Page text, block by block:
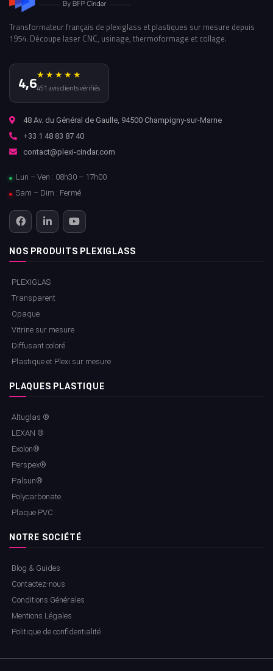
Transformateur français de plexiglass et plastiques sur mesure depuis
1954. Découpe laser CNC, usinage, thermoformage et collage.
4,6★★★★★
451 avis clients vérifiés
48 Av. du Général de Gaulle, 94500 Champigny-sur-Marne
+33 1 48 83 87 40
contact@plexi-cindar.com
Lun – Ven : 08h30 – 17h00
Sam – Dim : Fermé
NOS PRODUITS PLEXIGLASS
PLEXIGLAS
Transparent
Opaque
Vitrine sur mesure
Diffusant coloré
Plastique et Plexi sur mesure
PLAQUES PLASTIQUE
Altuglas ®
LEXAN ®
Exolon®
Perspex®
Palsun®
Polycarbonate
Plaque PVC
NOTRE SOCIÉTÉ
Blog & Guides
Contactez-nous
Conditions Générales
Mentions Légales
Politique de confidentialité